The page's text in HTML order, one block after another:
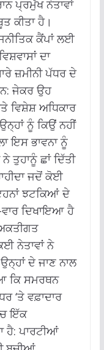
ਪ੍ਰਮੁੱਖ ਨੇਤਾਵਾਂ
​​ਕੀਤਾ ਹੈ।
ਕੈਂਪਾਂ ਲਈ
ਦਾ
ਜ਼ਮੀਨੀ ਪੱਧਰ ਦੇ
ਜੇਕਰ ਉਹ
ਵਿਸ਼ੇਸ਼ ਅਧਿਕਾਰ
ਨੂੰ ਕਿਉਂ ਨਹੀਂ
ਇਸ ਭਾਵਨਾ ਨੂੰ
ਤੁਹਾਨੂੰ ਛਾਂ ਦਿੱਤੀ
ਜਦੋਂ ਕੋਈ
ਝਟਕਿਆਂ ਦੇ
ਦਿਖਾਇਆ ਹੈ
ਨੇਤਾਵਾਂ ਨੇ
ਦੇ ਜਾਣ ਨਾਲ
ਕਿ ਸਮਰਥਨ
‘ਤੇ ਵਫ਼ਾਦਾਰ
ਇੱਕ
ਹੈ: ਪਾਰਟੀਆਂ